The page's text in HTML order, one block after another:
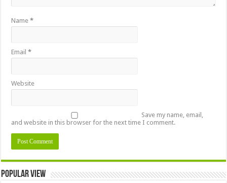
Name*
Email*
Website
Save my name, email,
and website in this browser for the next time I comment.
Popular view